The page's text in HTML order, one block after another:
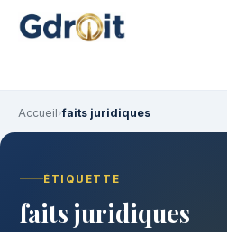
Accueil›faits juridiques
ÉTIQUETTE
faits juridiques